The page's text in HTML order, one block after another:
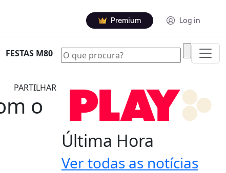
Premium Log in
FESTAS M80
PARTILHAR
o
Última Hora
Ver todas as notícias